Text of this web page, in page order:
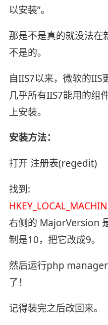
以安装”。
那是不是真的就没法在
不是的。
自IIS7以来，微软的IIS
几乎所有IIS7能用的组
上安装。
安装方法：
打开 注册表(regedit)
找到:
右侧的 MajorVersion
制是10，把它改成9。
然后运行php
了！
记得装完之后改回来。